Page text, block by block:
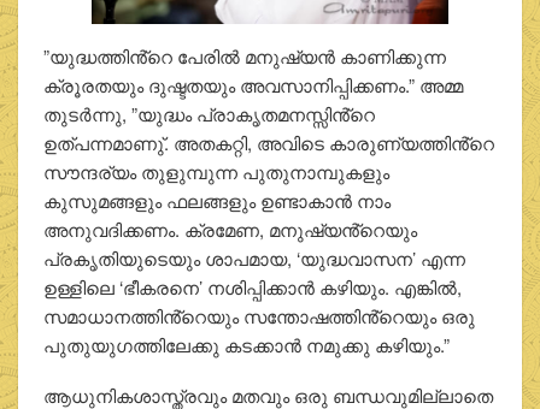
”യുദ്ധത്തിൻ്റെ പേരിൽ മനുഷ്യൻ കാണിക്കുന്ന
ക്രൂരതയും ദുഷ്ടതയും അവസാനിപ്പിക്കണം.” അമ്മ
തുടർന്നു, ”യുദ്ധം പ്രാകൃതമനസ്സിൻ്റെ
ഉത്പന്നമാണു്. അതകറ്റി, അവിടെ കാരുണ്യത്തിൻ്റെ
സൗന്ദര്യം തുളുമ്പുന്ന പുതുനാമ്പുകളും
കുസുമങ്ങളും ഫലങ്ങളും ഉണ്ടാകാൻ നാം
അനുവദിക്കണം. ക്രമേണ, മനുഷ്യൻ്റെയും
പ്രകൃതിയുടെയും ശാപമായ, ‘യുദ്ധവാസന’ എന്ന
ഉള്ളിലെ ‘ഭീകരനെ’ നശിപ്പിക്കാൻ കഴിയും. എങ്കിൽ,
സമാധാനത്തിൻ്റെയും സന്തോഷത്തിൻ്റെയും ഒരു
പുതുയുഗത്തിലേക്കു കടക്കാൻ നമുക്കു കഴിയും.”
ആധുനികശാസ്ത്രവും മതവും ഒരു ബന്ധവുമില്ലാതെ